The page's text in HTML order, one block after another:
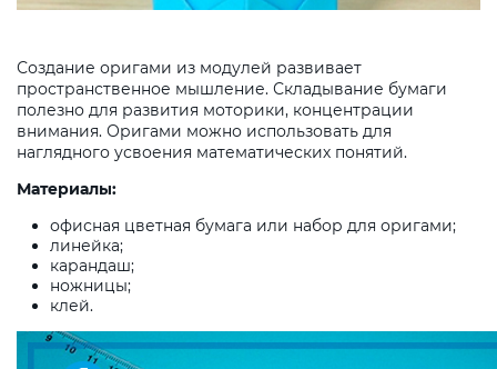
Создание оригами из модулей развивает
пространственное мышление. Складывание бумаги
полезно для развития моторики, концентрации
внимания. Оригами можно использовать для
наглядного усвоения математических понятий.
Материалы:
офисная цветная бумага или набор для оригами;
линейка;
карандаш;
ножницы;
клей.